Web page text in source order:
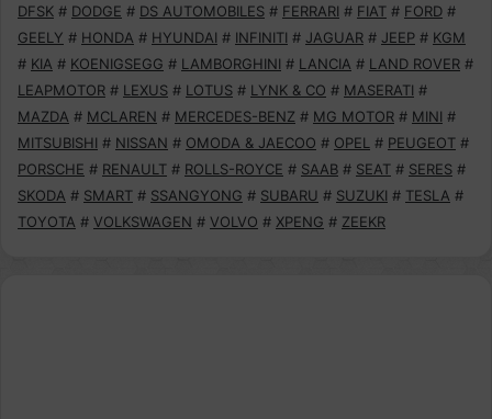
DFSK # DODGE # DS AUTOMOBILES # FERRARI # FIAT # FORD #
GEELY # HONDA # HYUNDAI # INFINITI # JAGUAR # JEEP # KGM
# KIA # KOENIGSEGG # LAMBORGHINI # LANCIA # LAND ROVER #
LEAPMOTOR # LEXUS # LOTUS # LYNK & CO # MASERATI #
MAZDA # MCLAREN # MERCEDES-BENZ # MG MOTOR # MINI #
MITSUBISHI # NISSAN # OMODA & JAECOO # OPEL # PEUGEOT #
PORSCHE # RENAULT # ROLLS-ROYCE # SAAB # SEAT # SERES #
SKODA # SMART # SSANGYONG # SUBARU # SUZUKI # TESLA #
TOYOTA # VOLKSWAGEN # VOLVO # XPENG # ZEEKR